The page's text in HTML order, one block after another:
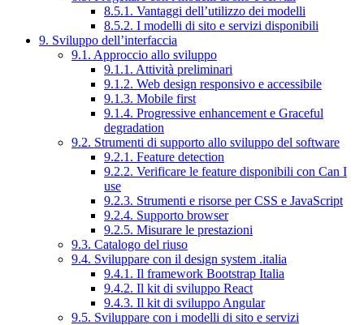
8.5.1. Vantaggi dell’utilizzo dei modelli
8.5.2. I modelli di sito e servizi disponibili
9. Sviluppo dell’interfaccia
9.1. Approccio allo sviluppo
9.1.1. Attività preliminari
9.1.2. Web design responsivo e accessibile
9.1.3. Mobile first
9.1.4. Progressive enhancement e Graceful
degradation
9.2. Strumenti di supporto allo sviluppo del software
9.2.1. Feature detection
9.2.2. Verificare le feature disponibili con Can I
use
9.2.3. Strumenti e risorse per CSS e JavaScript
9.2.4. Supporto browser
9.2.5. Misurare le prestazioni
9.3. Catalogo del riuso
9.4. Sviluppare con il design system .italia
9.4.1. Il framework Bootstrap Italia
9.4.2. Il kit di sviluppo React
9.4.3. Il kit di sviluppo Angular
9.5. Sviluppare con i modelli di sito e servizi